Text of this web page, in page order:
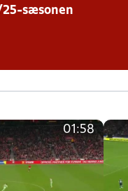
sæsonen
01:58